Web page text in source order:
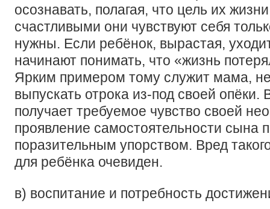
осознавать, полагая, что цель их
счастливыми они чувствуют себя
нужны. Если ребёнок, вырастая,
начинают понимать, что «жизнь
Ярким примером тому служит мама,
выпускать отрока из-под своей опёки.
получает требуемое чувство своей
проявление самостоятельности сына
поразительным упорством. Вред
для ребёнка очевиден.
в) воспитание и потребность